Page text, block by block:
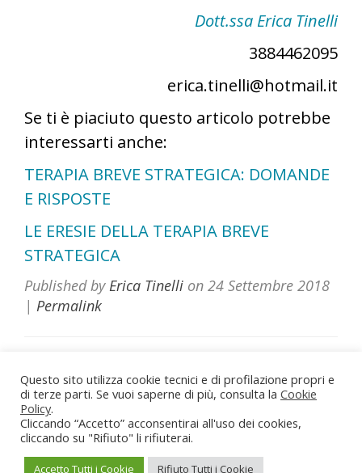
Dott.ssa Erica Tinelli
3884462095
erica.tinelli@hotmail.it
Se ti è piaciuto questo articolo potrebbe
interessarti anche:
TERAPIA BREVE STRATEGICA: DOMANDE
E RISPOSTE
LE ERESIE DELLA TERAPIA BREVE
STRATEGICA
Published byErica Tinelli on 24 Settembre 2018
| Permalink
Dott.ssa Erica Tinelli Psicologa
Partita IVA: 02211710567
Iscrizione Albo Psicologi del Lazio n. 22166
erica.tinelli@hotmail.it-3884462095
Questo sito utilizza cookie tecnici e di profilazione propri e
di terze parti. Se vuoi saperne di più, consulta la Cookie
Policy.
Cliccando “Accetto” acconsentirai all'uso dei cookies,
cliccando su "Rifiuto" li rifiuterai.
Accetto Tutti i Cookie Rifiuto Tutti i Cookie